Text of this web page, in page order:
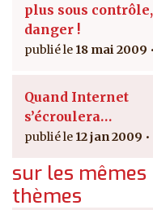
plus sous contrôle,
danger !
18 mai 2009
Quand Internet
s’écroulera…
12 jan 2009
sur les mêmes
thèmes